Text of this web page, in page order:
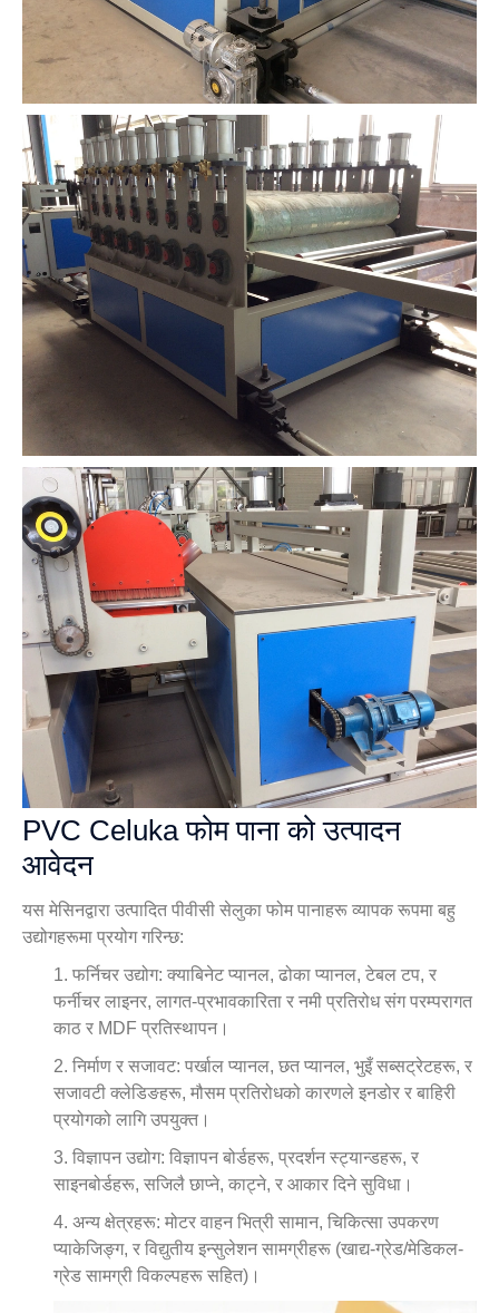
PVC Celuka फोम पाना को उत्पादन
आवेदन
यस मेसिनद्वारा उत्पादित पीवीसी सेलुका फोम पानाहरू व्यापक रूपमा बहु
उद्योगहरूमा प्रयोग गरिन्छ:
1. फर्निचर उद्योग: क्याबिनेट प्यानल, ढोका प्यानल, टेबल टप, र
फर्नीचर लाइनर, लागत-प्रभावकारिता र नमी प्रतिरोध संग परम्परागत
काठ र MDF प्रतिस्थापन।
2. निर्माण र सजावट: पर्खाल प्यानल, छत प्यानल, भुइँ सब्सट्रेटहरू, र
सजावटी क्लेडिङहरू, मौसम प्रतिरोधको कारणले इनडोर र बाहिरी
प्रयोगको लागि उपयुक्त।
3. विज्ञापन उद्योग: विज्ञापन बोर्डहरू, प्रदर्शन स्ट्यान्डहरू, र
साइनबोर्डहरू, सजिलै छाप्ने, काट्ने, र आकार दिने सुविधा।
4. अन्य क्षेत्रहरू: मोटर वाहन भित्री सामान, चिकित्सा उपकरण
प्याकेजिङ्ग, र विद्युतीय इन्सुलेशन सामग्रीहरू (खाद्य-ग्रेड/मेडिकल-
ग्रेड सामग्री विकल्पहरू सहित)।